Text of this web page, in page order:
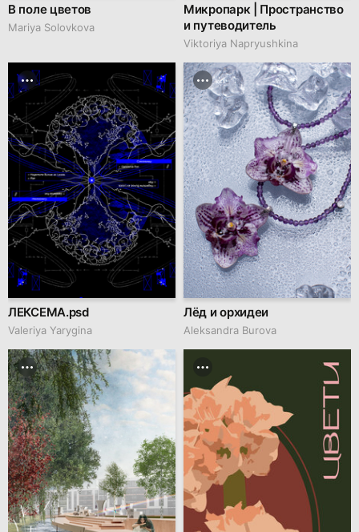
В поле цветов
Mariya Solovkova
Микропарк | Пространство
и путеводитель
Viktoriya Napryushkina
ЛЕКСЕМА.psd
Valeriya Yarygina
Лёд и орхидеи
Aleksandra Burova